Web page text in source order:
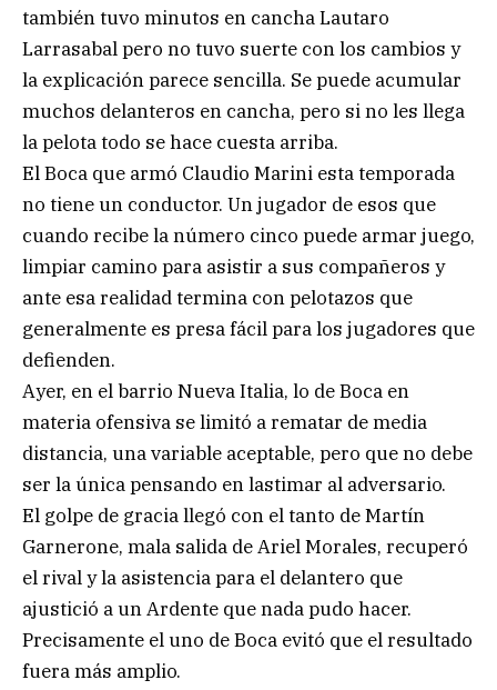
también tuvo minutos en cancha Lautaro
Larrasabal pero no tuvo suerte con los cambios y
la explicación parece sencilla. Se puede acumular
muchos delanteros en cancha, pero si no les llega
la pelota todo se hace cuesta arriba.
El Boca que armó Claudio Marini esta temporada
no tiene un conductor. Un jugador de esos que
cuando recibe la número cinco puede armar juego,
limpiar camino para asistir a sus compañeros y
ante esa realidad termina con pelotazos que
generalmente es presa fácil para los jugadores que
defienden.
Ayer, en el barrio Nueva Italia, lo de Boca en
materia ofensiva se limitó a rematar de media
distancia, una variable aceptable, pero que no debe
ser la única pensando en lastimar al adversario.
El golpe de gracia llegó con el tanto de Martín
Garnerone, mala salida de Ariel Morales, recuperó
el rival y la asistencia para el delantero que
ajustició a un Ardente que nada pudo hacer.
Precisamente el uno de Boca evitó que el resultado
fuera más amplio.